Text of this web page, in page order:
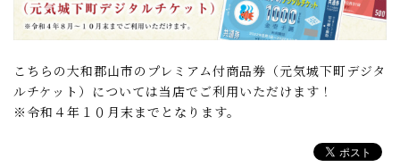
こちらの大和郡山市のプレミアム付商品券（元気城下町デジタ
ルチケット）については当店でご利用いただけます！
※令和４年１０月末までとなります。